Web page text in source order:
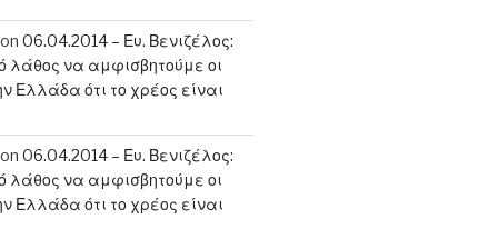
on 06.04.2014 – Ευ. Βενιζέλος:
λάθος να αμφισβητούμε οι
Ελλάδα ότι το χρέος είναι
on 06.04.2014 – Ευ. Βενιζέλος:
λάθος να αμφισβητούμε οι
Ελλάδα ότι το χρέος είναι